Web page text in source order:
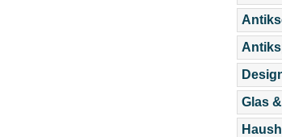
Glas